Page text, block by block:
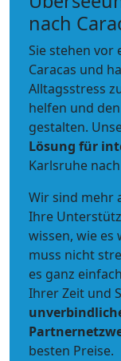
nach
Sie stehen vor
Caracas und
Alltagsstress
helfen und
gestalten.
Lösung für
Karlsruhe
Wir sind mehr
Ihre
wissen, wie es
muss nicht
es ganz
Ihrer Zeit und
besten Preise.